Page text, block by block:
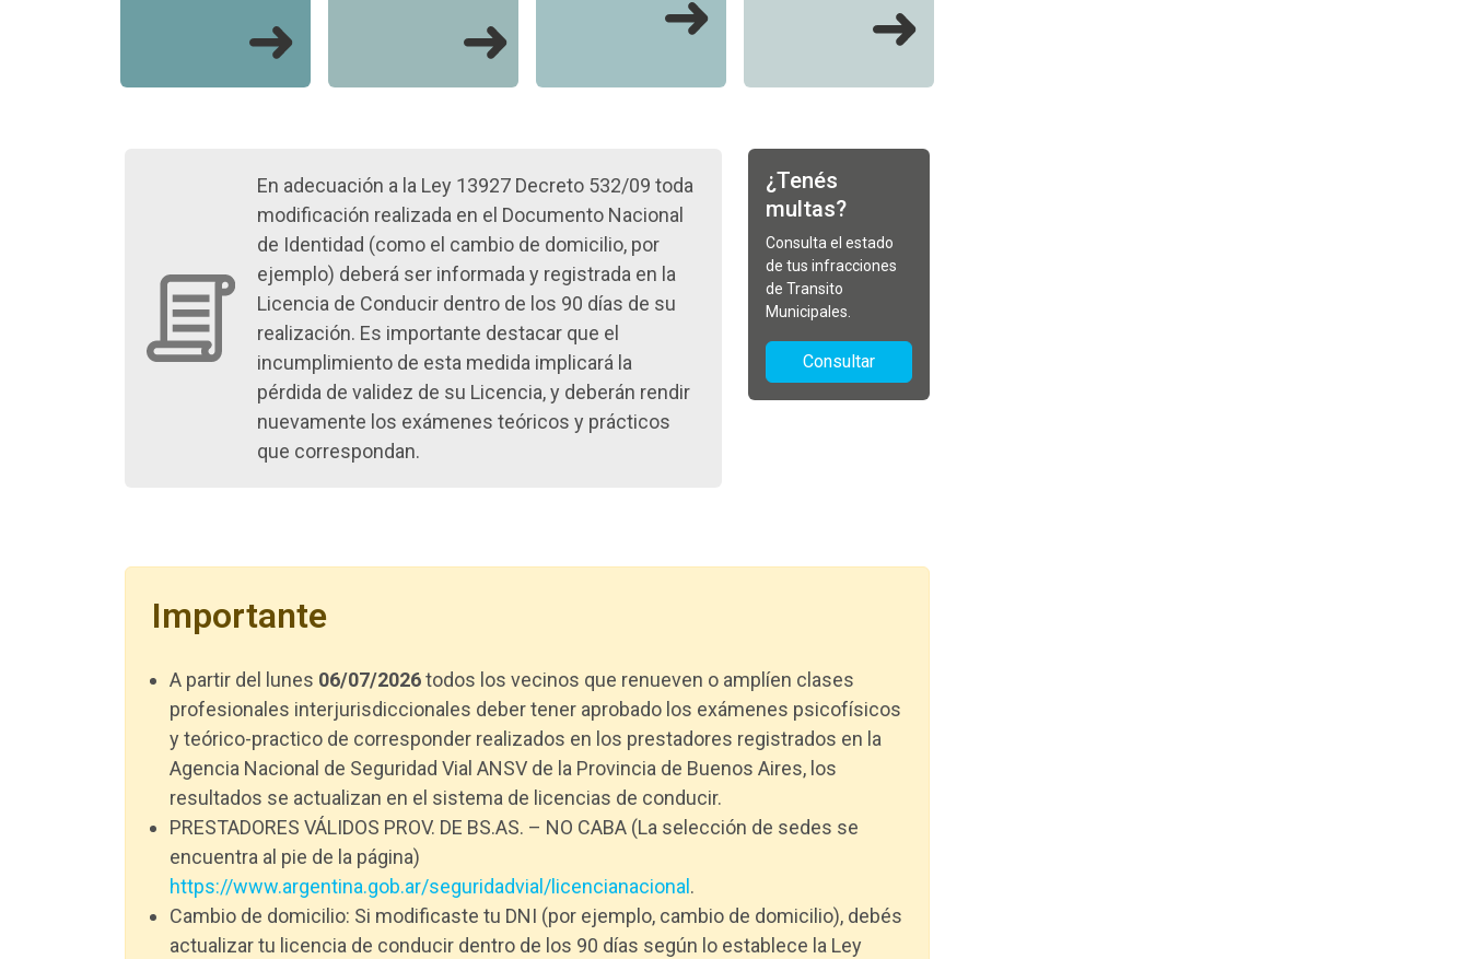
En adecuación a la Ley 13927 Decreto 532/09 toda
modificación realizada en el Documento Nacional
de Identidad (como el cambio de domicilio, por
ejemplo) deberá ser informada y registrada en la
Licencia de Conducir dentro de los 90 días de su
realización. Es importante destacar que el
incumplimiento de esta medida implicará la
pérdida de validez de su Licencia, y deberán rendir
nuevamente los exámenes teóricos y prácticos
que correspondan.
¿Tenés
multas?
Consulta el estado
de tus infracciones
de Transito
Municipales.
Consultar
Importante
A partir del lunes 06/07/2026todos los vecinos que renueven o amplíen clases
profesionales interjurisdiccionales deber tener aprobado los exámenes psicofísicos
y teórico-practico de corresponder realizados en los prestadores registrados en la
Agencia Nacional de Seguridad Vial ANSV de la Provincia de Buenos Aires, los
resultados se actualizan en el sistema de licencias de conducir.
PRESTADORES VÁLIDOS PROV. DE BS.AS. – NO CABA (La selección de sedes se
encuentra al pie de la página)
https://www.argentina.gob.ar/seguridadvial/licencianacional .
Cambio de domicilio: Si modificaste tu DNI (por ejemplo, cambio de domicilio), debés
actualizar tu licencia de conducir dentro de los 90 días según lo establece la Ley